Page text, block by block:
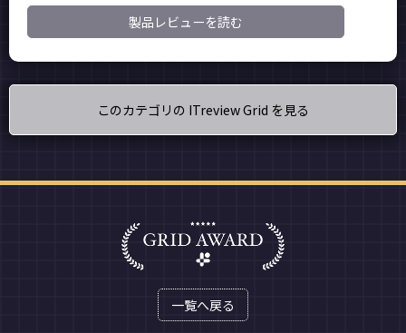
製品レビューを読む
このカテゴリの ITreview Grid を見る
一覧へ戻る